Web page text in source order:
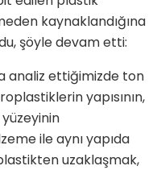
kaynaklandığına
şöyle devam etti:
analiz ettiğimizde ton
yapısının,
ile aynı yapıda
uzaklaşmak,